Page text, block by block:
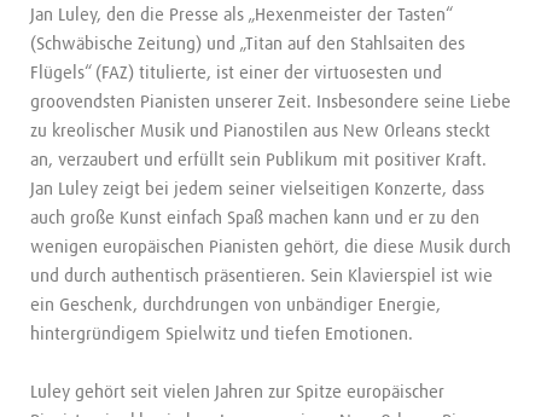
Jan Luley, den die Presse als „Hexenmeister der Tasten“
(Schwäbische Zeitung) und „Titan auf den Stahlsaiten des
Flügels“ (FAZ) titulierte, ist einer der virtuosesten und
groovendsten Pianisten unserer Zeit. Insbesondere seine Liebe
zu kreolischer Musik und Pianostilen aus New Orleans steckt
an, verzaubert und erfüllt sein Publikum mit positiver Kraft.
Jan Luley zeigt bei jedem seiner vielseitigen Konzerte, dass
auch große Kunst einfach Spaß machen kann und er zu den
wenigen europäischen Pianisten gehört, die diese Musik durch
und durch authentisch präsentieren. Sein Klavierspiel ist wie
ein Geschenk, durchdrungen von unbändiger Energie,
hintergründigem Spielwitz und tiefen Emotionen.
Luley gehört seit vielen Jahren zur Spitze europäischer